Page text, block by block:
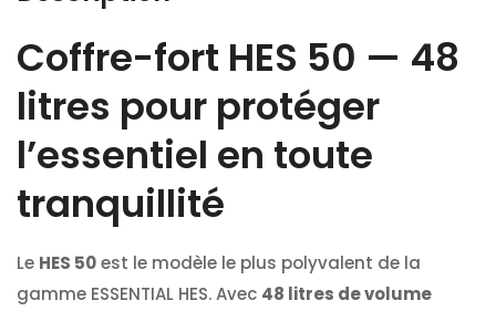
Coffre-fort HES 50 — 48
litres pour protéger
l’essentiel en toute
tranquillité
Le HES 50est le modèle le plus polyvalent de la
gamme ESSENTIAL HES. Avec 48 litres de volume